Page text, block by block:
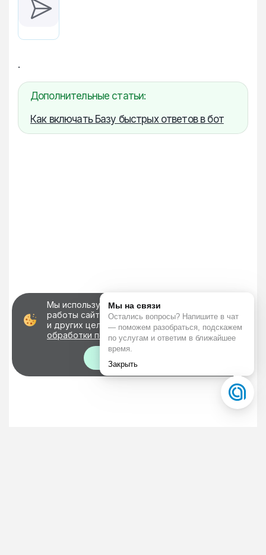
.
Дополнительные статьи:
Как включать Базу быстрых ответов в бот
Мы используем файлы cookie для корректной
работы сайта, персонализации пользователей
и других целей, предусмотренныхполитикой
обработки персональных данных